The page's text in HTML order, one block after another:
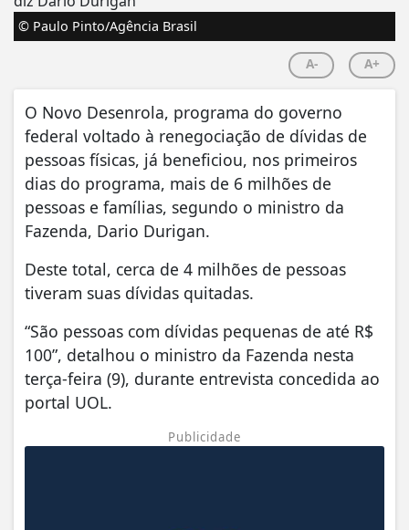
© Paulo Pinto/Agência Brasil
A- A+
O Novo Desenrola, programa do governo
federal voltado à renegociação de dívidas de
pessoas físicas, já beneficiou, nos primeiros
dias do programa, mais de 6 milhões de
pessoas e famílias, segundo o ministro da
Fazenda, Dario Durigan.
Deste total, cerca de 4 milhões de pessoas
tiveram suas dívidas quitadas.
“São pessoas com dívidas pequenas de até R$
100”, detalhou o ministro da Fazenda nesta
terça-feira (9), durante entrevista concedida ao
portal UOL.
Publicidade